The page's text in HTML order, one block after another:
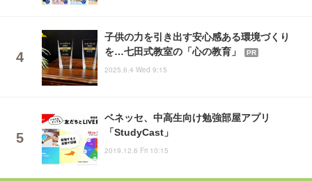
子供の力を引き出す安心感ある環境づくり
を…七田式教室の「心の教育」
PR
2025.6.4 Wed 9:15
ベネッセ、中高生向け勉強部屋アプリ
「StudyCast」
2019.12.6 Fri 10:15